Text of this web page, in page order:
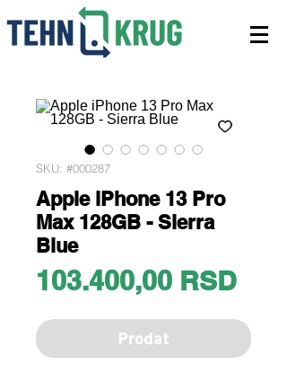
SKU: #000287
Apple iPhone 13 Pro
Max 128GB - Sierra
Blue
103.400,00 RSDPrice
Prodat